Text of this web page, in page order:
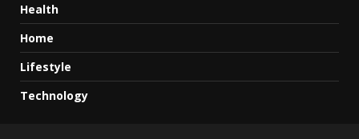
Health
Home
Lifestyle
Technology